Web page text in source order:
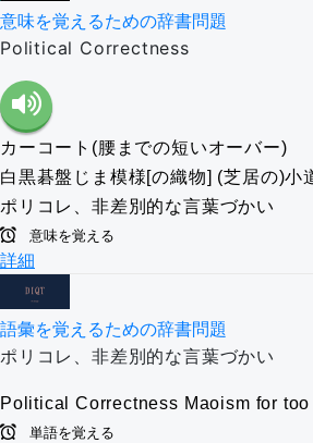
意味を覚えるための辞書問題
Political Correctness
カーコート(腰までの短いオーバー)
白黒碁盤じま模様[の織物] (芝居の)小
ポリコレ、非差別的な言葉づかい
意味を覚える
詳細
語彙を覚えるための辞書問題
ポリコレ、非差別的な言葉づかい
Political Correctness Maoism for
単語を覚える